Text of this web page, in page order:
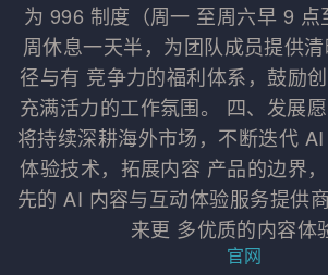
为 996 制度（周一 至周六早 9
周休息一天半，为团队成员提供
径与有 竞争力的福利体系，鼓励
充满活力的工作氛围。 四、发展
将持续深耕海外市场，不断迭代
体验技术，拓展内容 产品的边界
先的 AI 内容与互动体验服务提供
来更 多优质的内容体
官网